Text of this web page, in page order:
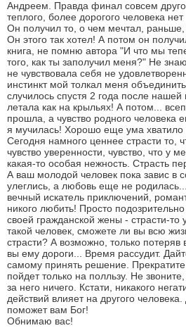
Андреем. Правда финал совсем
теплого, более дорогого человека
Он получил то, о чем мечтал,
Он этого так хотел! А потом он
книга, не помню автора "И что мы
того, как ты заполучил меня?" Не
не чувствовала себя не
инстинкт мой толкал меня
случилось спустя 2 года после нашей
летала как на крыльях! А потом...
прошла, а чувство родного человека
я мучилась! Хорошо еще ума хватило
Сегодня намного ценнее страсти то,
чувство уверенности, чувство, что у
какая-то особая нежность. Страсть
А ваш молодой человек пока завис в
улеглись, а любовь еще не
вечный искатель приключений,
никого любить! Просто
своей гражданской жены - страсти-то
такой человек, сможете ли вы всю
страсти? А возможно, только потеряв
вы ему дороги... Время рассудит.
самому принять решение. Прекратите
пойдет только на полльзу. Не
за него ничего. Кстати, никакого
действий влияет на другого
поможет вам Бог!
Обнимаю вас!